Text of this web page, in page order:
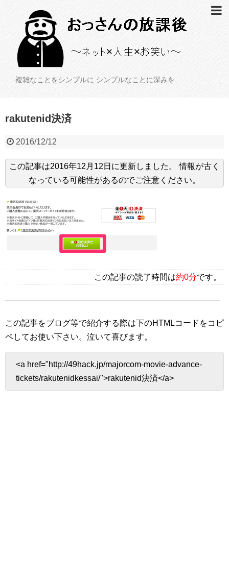
複雑なことをシンプルに シンプルなことに深みを
rakutenid決済
2016/12/12
この記事は2016年12月12日 に更新しました。
情報が古く
なっている可能性があるのでご注意ください。
この記事の読了時間は約0分です。
この記事をブログ等で紹介する際は下のHTMLコードをコピ
ペしてお使い下さい。 泣いて喜びます。
<a href="http://49hack.jp/majorcom-movie-advance-
tickets/rakutenidkessai/">rakutenid決済</a>